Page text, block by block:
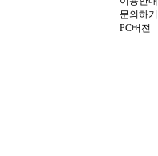
문의하기
PC버전